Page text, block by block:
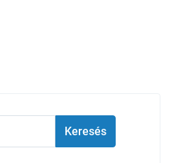
Keresés